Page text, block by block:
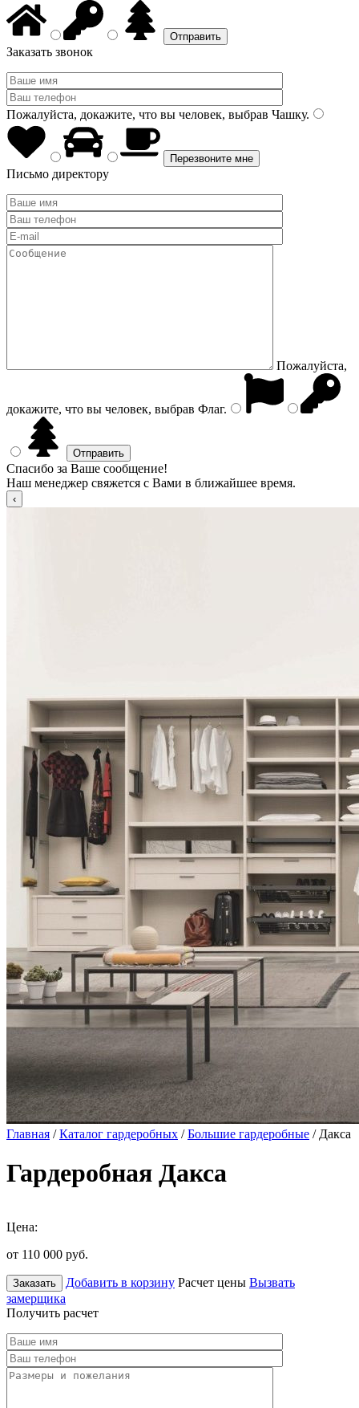
Заказать звонок
Пожалуйста, докажите, что вы человек, выбрав Чашку.
Письмо директору
Пожалуйста,
докажите, что вы человек, выбрав Флаг.
Спасибо за Ваше сообщение!
Наш менеджер свяжется с Вами в ближайшее время.
Главная /Каталог гардеробных /Большие гардеробные / Дакса
Гардеробная Дакса
Цена:
от 110 000 руб.
Заказать Добавить в корзину Расчет цены Вызвать
замерщика
Получить расчет